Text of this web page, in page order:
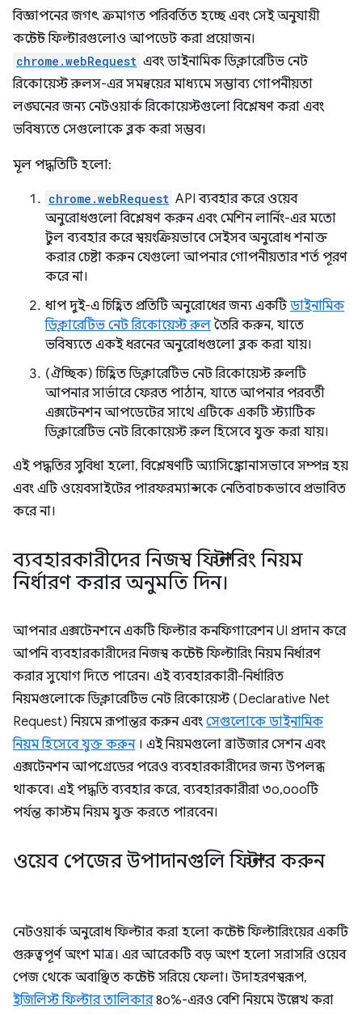
বিজ্ঞাপনের জগৎ ক্রমাগত পরিবর্তিত হচ্ছে এবং সেই অনুযায়ী
কন্টেন্ট ফিল্টারগুলোও আপডেট করা প্রয়োজন।
chrome.webRequest এবং ডাইনামিক ডিক্লারেটিভ নেট
রিকোয়েস্ট রুলস-এর সমন্বয়ের মাধ্যমে সম্ভাব্য গোপনীয়তা
লঙ্ঘনের জন্য নেটওয়ার্ক রিকোয়েস্টগুলো বিশ্লেষণ করা এবং
ভবিষ্যতে সেগুলোকে ব্লক করা সম্ভব।
মূল পদ্ধতিটি হলো:
chrome.webRequest API ব্যবহার করে ওয়েব
অনুরোধগুলো বিশ্লেষণ করুন এবং মেশিন লার্নিং-এর মতো
টুল ব্যবহার করে স্বয়ংক্রিয়ভাবে সেইসব অনুরোধ শনাক্ত
করার চেষ্টা করুন যেগুলো আপনার গোপনীয়তার শর্ত পূরণ
করে না।
ধাপ দুই-এ চিহ্নিত প্রতিটি অনুরোধের জন্য একটিডাইনামিক
ডিক্লারেটিভ নেট রিকোয়েস্ট রুল তৈরি করুন, যাতে
ভবিষ্যতে একই ধরনের অনুরোধগুলো ব্লক করা যায়।
(ঐচ্ছিক) চিহ্নিত ডিক্লারেটিভ নেট রিকোয়েস্ট রুলটি
আপনার সার্ভারে ফেরত পাঠান, যাতে আপনার পরবর্তী
এক্সটেনশন আপডেটের সাথে এটিকে একটি স্ট্যাটিক
ডিক্লারেটিভ নেট রিকোয়েস্ট রুল হিসেবে যুক্ত করা যায়।
এই পদ্ধতির সুবিধা হলো, বিশ্লেষণটি অ্যাসিঙ্ক্রোনাসভাবে সম্পন্ন হয়
এবং এটি ওয়েবসাইটের পারফরম্যান্সকে নেতিবাচকভাবে প্রভাবিত
করে না।
ব্যবহারকারীদের নিজস্ব ফিল্টারিং নিয়ম
নির্ধারণ করার অনুমতি দিন।
আপনার এক্সটেনশনে একটি ফিল্টার কনফিগারেশন UI প্রদান করে
আপনি ব্যবহারকারীদের নিজস্ব কন্টেন্ট ফিল্টারিং নিয়ম নির্ধারণ
করার সুযোগ দিতে পারেন। এই ব্যবহারকারী-নির্ধারিত
নিয়মগুলোকে ডিক্লারেটিভ নেট রিকোয়েস্ট (Declarative Net
Request) নিয়মে রূপান্তর করুন এবং সেগুলোকে ডাইনামিক
নিয়ম হিসেবে যুক্ত করুন। এই নিয়মগুলো ব্রাউজার সেশন এবং
এক্সটেনশন আপগ্রেডের পরেও ব্যবহারকারীদের জন্য উপলব্ধ
থাকবে। এই পদ্ধতি ব্যবহার করে, ব্যবহারকারীরা ৩০,০০০টি
পর্যন্ত কাস্টম নিয়ম যুক্ত করতে পারবেন।
ওয়েব পেজের উপাদানগুলি ফিল্টার করুন
নেটওয়ার্ক অনুরোধ ফিল্টার করা হলো কন্টেন্ট ফিল্টারিংয়ের একটি
গুরুত্বপূর্ণ অংশ মাত্র। এর আরেকটি বড় অংশ হলো সরাসরি ওয়েব
পেজ থেকে অবাঞ্ছিত কন্টেন্ট সরিয়ে ফেলা। উদাহরণস্বরূপ,
ইজিলিস্ট ফিল্টার তালিকার৪০%-এরও বেশি নিয়মে উল্লেখ করা